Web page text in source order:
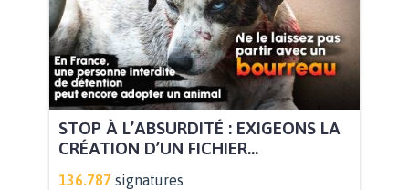
STOP À L’ABSURDITÉ : EXIGEONS LA
CRÉATION D’UN FICHIER...
136.787 signatures